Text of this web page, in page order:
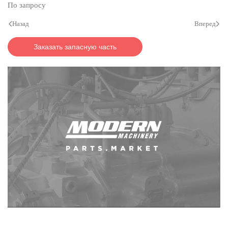
По запросу
Назад Вперед
Заказать запасную часть